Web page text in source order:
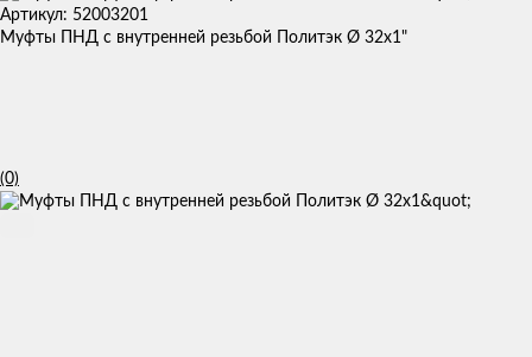
Артикул: 52003201
Муфты ПНД с внутренней резьбой Политэк Ø 32x1"
(0)